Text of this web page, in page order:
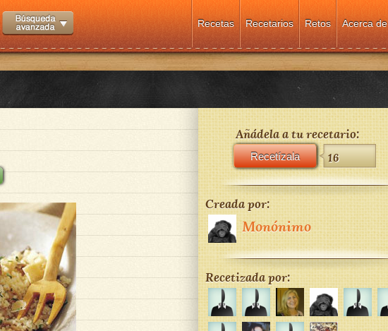
Acerca de
Retos
Recetarios
Recetas
Añádela a tu recetario:
Recetízala 16
Creada por:
Monónimo
Recetizada por: